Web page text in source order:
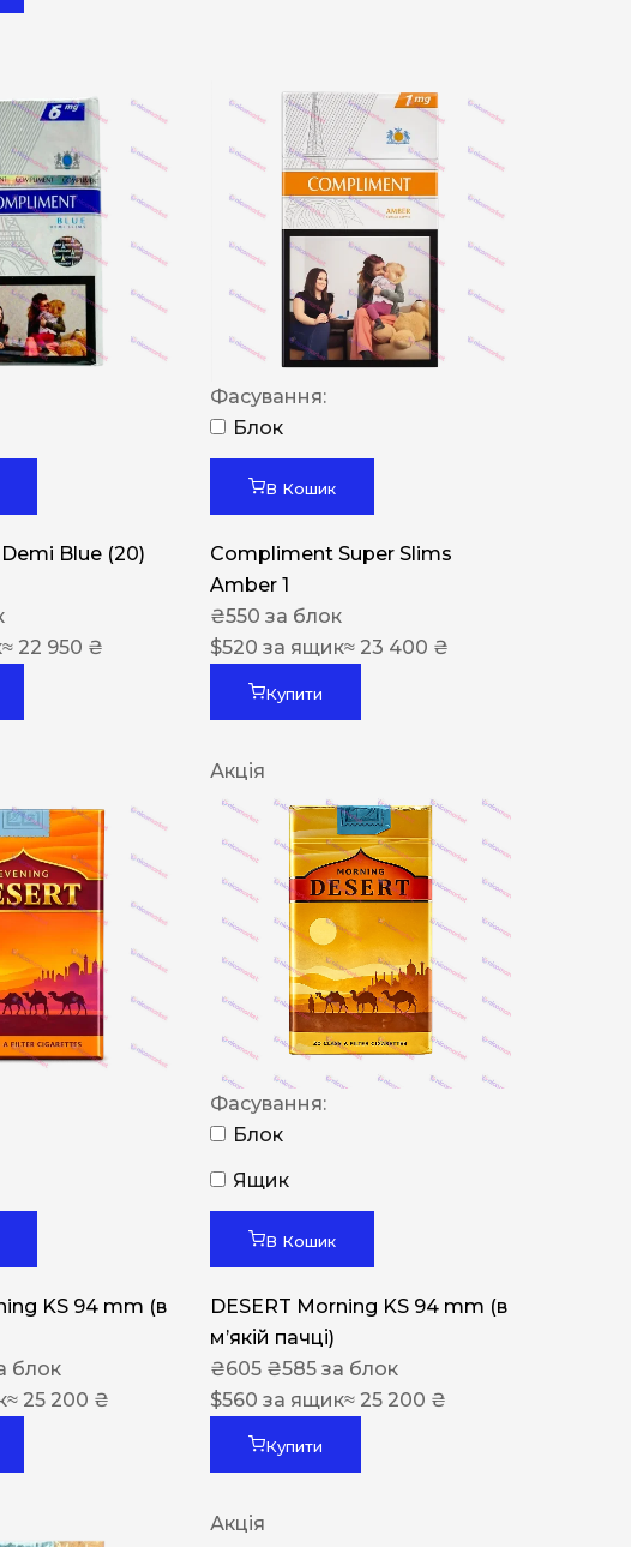
Blue (20)
≈ 22 950 ₴
Фасування:
Блок
В Кошик
Compliment Super Slims
Amber 1
₴550 за блок
$520 за ящик≈ 23 400 ₴
Купити
KS 94 mm (в
блок
≈ 25 200 ₴
Акція
Фасування:
Блок
Ящик
В Кошик
DESERT Morning KS 94 mm (в
мʼякій пачці)
₴605 ₴585 за блок
$560 за ящик≈ 25 200 ₴
Купити
Акція